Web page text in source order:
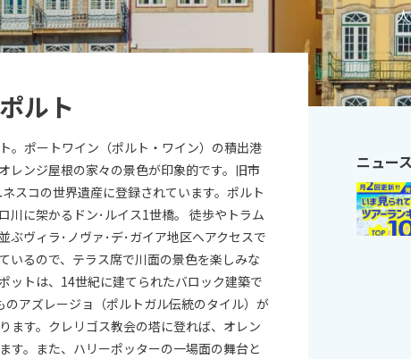
ポルト
。ポートワイン（ポルト・ワイン）の積出港
レンジ屋根の家々の景色が印象的です。旧市
スコの世界遺産に登録されています。ポルト
川に架かるドン･ルイス1世橋。 徒歩やトラム
ぶヴィラ･ノヴァ･デ･ガイア地区へアクセスで
いるので、テラス席で川面の景色を楽しみな
ットは、14世紀に建てられたバロック建築で
アズレージョ（ポルトガル伝統のタイル）が
ます。クレリゴス教会の塔に登れば、オレン
す。また、ハリーポッターの一場面の舞台と
ニュー
6 7 8 9
10
13 14 15 16
17
27 28
8
10 11
12
15
17 18
19
24 25
26